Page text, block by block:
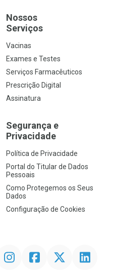
Nossos
Serviços
Vacinas
Exames e Testes
Serviços Farmacêuticos
Prescrição Digital
Assinatura
Segurança e
Privacidade
Política de Privacidade
Portal do Titular de Dados
Pessoais
Como Protegemos os Seus
Dados
Configuração de Cookies
InstagramFacebook Linkedin